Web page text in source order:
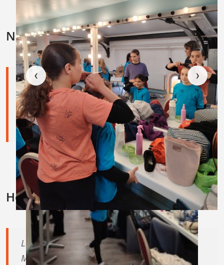
Concert halle aux grains
▦ Grille ▶ Diaporama
‹ ›
Nous contacter
Direction :Nathalie PICARD
Téléphone :
05 62 24 45 10
Mail : eimset@lecgs.org
sec.eimset@lecgs.org
Horaires secrétariat
Lundi : 14h-18h
Mardi : 14h - 17h30